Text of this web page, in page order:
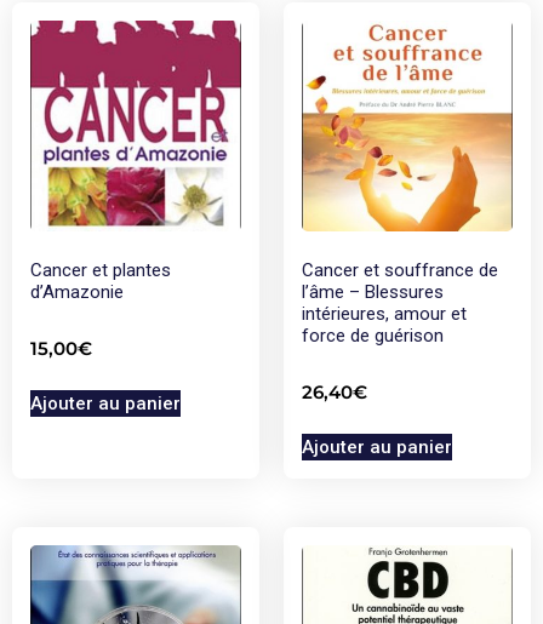
Cancer et plantes
d’Amazonie
15,00€
Ajouter au panier
Cancer et souffrance de
l’âme – Blessures
intérieures, amour et
force de guérison
26,40€
Ajouter au panier